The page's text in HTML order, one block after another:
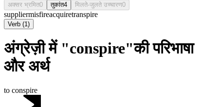
अक्सर भ्रमित0 तुकांत4 मिलते-जुलते उच्चारण0
suppliermisfireacquiretranspire
Verb (1)
अंग्रेज़ी में "conspire"की परिभाषा
और अर्थ
to conspire